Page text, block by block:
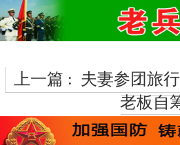
上一篇 : 夫妻参团旅
老板自